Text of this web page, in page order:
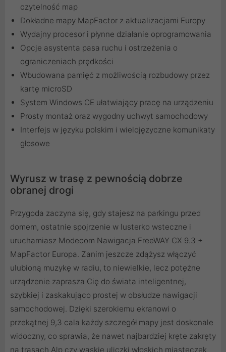
czytelność map
Dokładne mapy MapFactor z aktualizacjami Europy
Wydajny procesor i płynne działanie oprogramowania
Opcje asystenta pasa ruchu i ostrzeżenia o
ograniczeniach prędkości
Wbudowana pamięć z możliwością rozbudowy przez
kartę microSD
System Windows CE ułatwiający pracę na urządzeniu
Prosty montaż oraz wygodny uchwyt samochodowy
Interfejs w języku polskim i wielojęzyczne komunikaty
głosowe
Wyrusz w trasę z pewnością dobrze
obranej drogi
Przygoda zaczyna się, gdy stajesz na parkingu przed
domem, ostatnie spojrzenie w lusterko wsteczne i
uruchamiasz Modecom Nawigacja FreeWAY CX 9.3 +
MapFactor Europa. Zanim jeszcze zdążysz włączyć
ulubioną muzykę w radiu, to niewielkie, lecz potężne
urządzenie zaprasza Cię do świata inteligentnej,
szybkiej i zaskakująco prostej w obsłudze nawigacji
samochodowej. Dzięki szerokiemu ekranowi o
przekątnej 9,3 cala każdy szczegół mapy jest doskonale
widoczny, co sprawia, że nawet najbardziej kręte zakręty
na trasach Alp czy wąskie uliczki włoskich miasteczek